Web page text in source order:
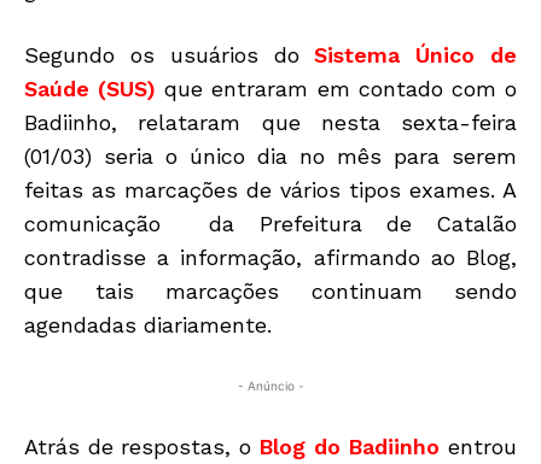
Segundo os usuários do
Sistema Único de
Saúde (SUS) que entraram em contado com o
Badiinho, relataram que nesta sexta-feira
(01/03) seria o único dia no mês para serem
feitas as marcações de vários tipos exames. A
comunicação da Prefeitura de Catalão
contradisse a informação, afirmando ao Blog,
que tais marcações continuam sendo
agendadas diariamente.
- Anúncio -
Atrás de respostas, o Blog do Badiinho entrou